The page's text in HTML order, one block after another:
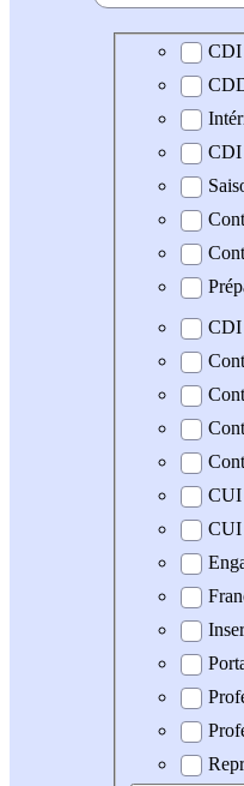
Type de contrat
CDI
CDI
CDI
CUI